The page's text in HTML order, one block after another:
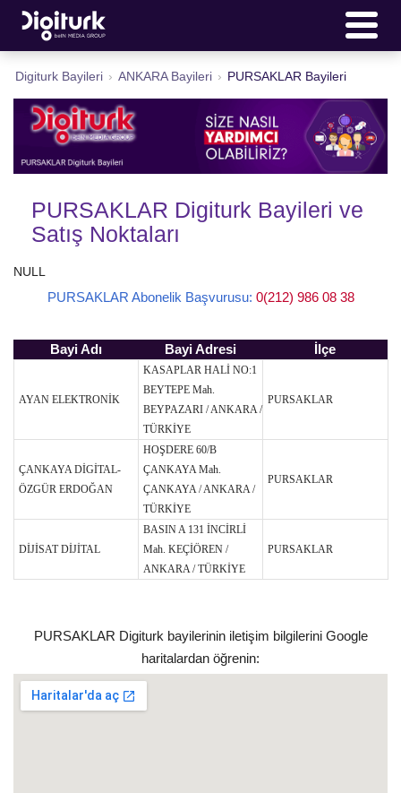
Digiturk Bayileri › ANKARA Bayileri › PURSAKLAR Bayileri
PURSAKLAR Digiturk Bayileri ve
Satış Noktaları
NULL
PURSAKLAR Abonelik Başvurusu: 0(212) 986 08 38
Bayi Adı Bayi Adresi İlçe
AYAN ELEKTRONİK
KASAPLAR HALİ NO:1
BEYTEPE Mah.
BEYPAZARI / ANKARA /
TÜRKİYE
PURSAKLAR
ÇANKAYA DİGİTAL-
ÖZGÜR ERDOĞAN
HOŞDERE 60/B
ÇANKAYA Mah.
ÇANKAYA / ANKARA /
TÜRKİYE
PURSAKLAR
DİJİSAT DİJİTAL
BASIN A 131 İNCİRLİ
Mah. KEÇİÖREN /
ANKARA / TÜRKİYE
PURSAKLAR
PURSAKLAR Digiturk bayilerinin iletişim bilgilerini Google
haritalardan öğrenin: